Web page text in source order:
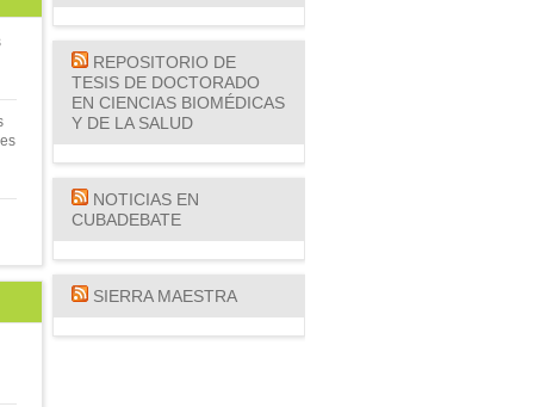
REPOSITORIO DE
TESIS DE DOCTORADO
EN CIENCIAS BIOMÉDICAS
Y DE LA SALUD
NOTICIAS EN
CUBADEBATE
SIERRA MAESTRA